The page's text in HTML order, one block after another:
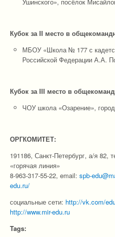
Кубок за II место в
МБОУ «Школа № 177 с
Российской Федерации А.А.
Кубок за III место в
ЧОУ школа «Озарение»,
ОРГКОМИТЕТ:
191186, Санкт-Петербург, а/я 82,
«горячая линия»
8-963-317-55-22, email: spb-
edu.ru/
социальные сети: http://vk.com/
http://www.mir-edu.ru
Tags: